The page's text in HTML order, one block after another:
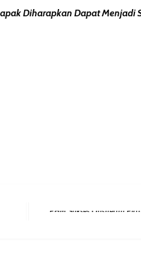
Diharapkan Dapat
Next Post